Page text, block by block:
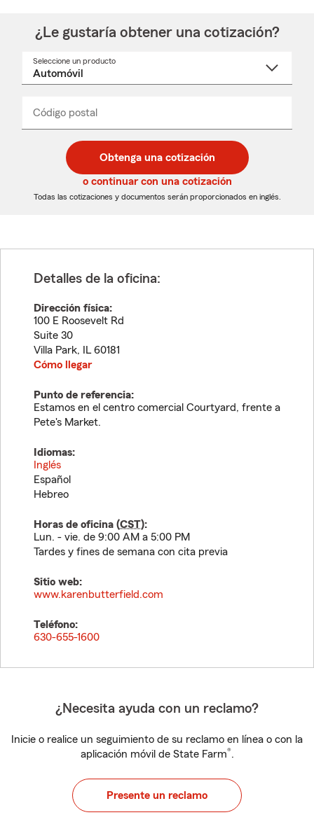
¿Le gustaría obtener una cotización?
Seleccione un producto
desplegable
Código postal
de
5
dígitos
de
5
dígitos
_____
Obtenga una cotización
o continuar con una cotización
Todas las cotizaciones y documentos serán proporcionados en inglés.
Detalles de la oficina:
Dirección física:
100 E Roosevelt Rd
Suite 30
Villa Park, IL 60181
Cómo llegar
Punto de referencia:
Estamos en el centro comercial Courtyard, frente a
Pete's Market.
Idiomas:
Inglés
Español
Hebreo
Horas de oficina (CST):
Lun. - vie. de 9:00 AM a 5:00 PM
Tardes y fines de semana con cita previa
Sitio web:
www.karenbutterfield.com
Teléfono:
630-655-1600
¿Necesita ayuda con un reclamo?
Inicie o realice un seguimiento de su reclamo en línea o con la
aplicación móvil de State Farm®.
Presente un reclamo